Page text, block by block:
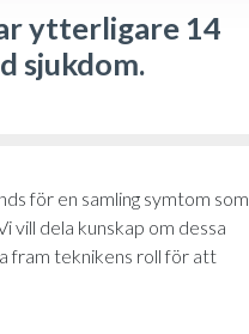
ytterligare 14
sjukdom.
för en samling symtom som
vill dela kunskap om dessa
fram teknikens roll för att